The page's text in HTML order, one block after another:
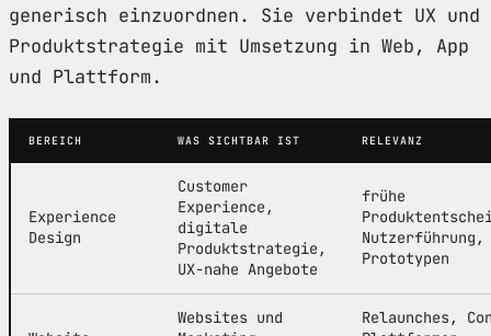
generisch einzuordnen. Sie verbindet UX und
Produktstrategie mit Umsetzung in Web, App
und Plattform.
BEREICH WAS SICHTBAR IST RELEVANZ
Experience
Design
Customer
Experience,
digitale
Produktstrategie,
UX-nahe Angebote
frühe
Nutzerführung,
Prototypen
Websites und
Relaunches,